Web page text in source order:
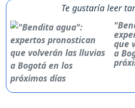
Te gustaría leer
que
a